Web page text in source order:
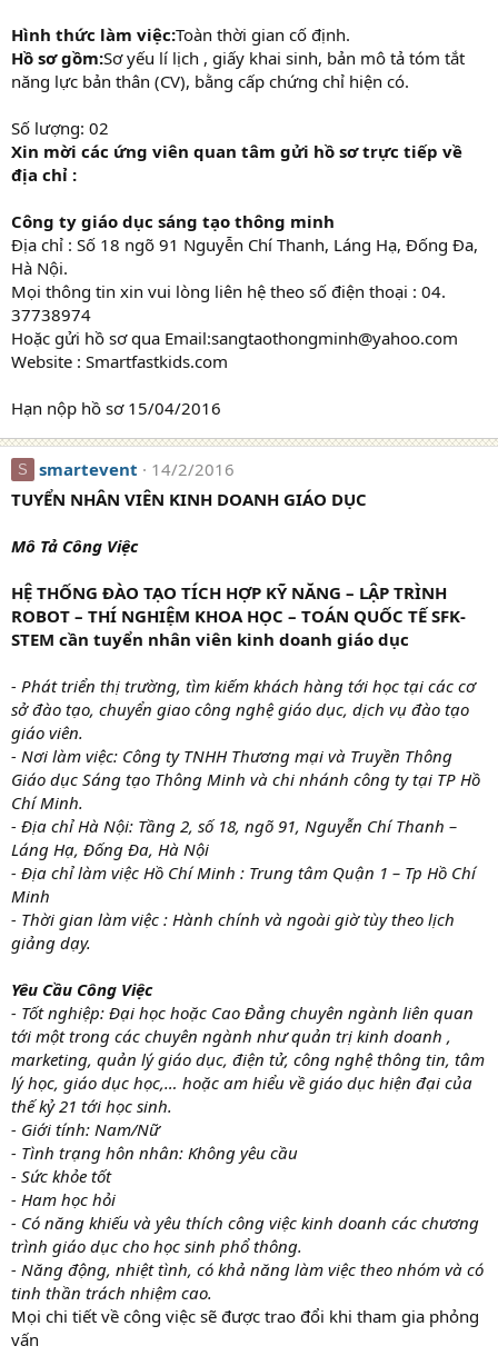
Hình thức làm việc:Toàn thời gian cố định.
Hồ sơ gồm:Sơ yếu lí lịch , giấy khai sinh, bản mô tả tóm tắt
năng lực bản thân (CV), bằng cấp chứng chỉ hiện có.
Số lượng: 02
Xin mời các ứng viên quan tâm gửi hồ sơ trực tiếp về
địa chỉ :
Công ty giáo dục sáng tạo thông minh
Địa chỉ : Số 18 ngõ 91 Nguyễn Chí Thanh, Láng Hạ, Đống Đa,
Hà Nội.
Mọi thông tin xin vui lòng liên hệ theo số điện thoại : 04.
37738974
Hoặc gửi hồ sơ qua Email:sangtaothongminh@yahoo.com
Website : Smartfastkids.com
Hạn nộp hồ sơ 15/04/2016
S smartevent
14/2/2016
TUYỂN NHÂN VIÊN KINH DOANH GIÁO DỤC
Mô Tả Công Việc
HỆ THỐNG ĐÀO TẠO TÍCH HỢP KỸ NĂNG – LẬP TRÌNH
ROBOT – THÍ NGHIỆM KHOA HỌC – TOÁN QUỐC TẾ SFK-
STEM cần tuyển nhân viên kinh doanh giáo dục
- Phát triển thị trường, tìm kiếm khách hàng tới học tại các cơ
sở đào tạo, chuyển giao công nghệ giáo dục, dịch vụ đào tạo
giáo viên.
- Nơi làm việc: Công ty TNHH Thương mại và Truyền Thông
Giáo dục Sáng tạo Thông Minh và chi nhánh công ty tại TP Hồ
Chí Minh.
- Địa chỉ Hà Nội: Tầng 2, số 18, ngõ 91, Nguyễn Chí Thanh –
Láng Hạ, Đống Đa, Hà Nội
- Địa chỉ làm việc Hồ Chí Minh : Trung tâm Quận 1 – Tp Hồ Chí
Minh
- Thời gian làm việc : Hành chính và ngoài giờ tùy theo lịch
giảng dạy.
Yêu Cầu Công Việc
- Tốt nghiệp: Đại học hoặc Cao Đẳng chuyên ngành liên quan
tới một trong các chuyên ngành như quản trị kinh doanh ,
marketing, quản lý giáo dục, điện tử, công nghệ thông tin, tâm
lý học, giáo dục học,… hoặc am hiểu về giáo dục hiện đại của
thế kỷ 21 tới học sinh.
- Giới tính: Nam/Nữ
- Tình trạng hôn nhân: Không yêu cầu
- Sức khỏe tốt
- Ham học hỏi
- Có năng khiếu và yêu thích công việc kinh doanh các chương
trình giáo dục cho học sinh phổ thông.
- Năng động, nhiệt tình, có khả năng làm việc theo nhóm và có
tinh thần trách nhiệm cao.
Mọi chi tiết về công việc sẽ được trao đổi khi tham gia phỏng
vấn